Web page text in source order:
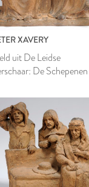
XAVERY
uit De Leidse
De Schepenen